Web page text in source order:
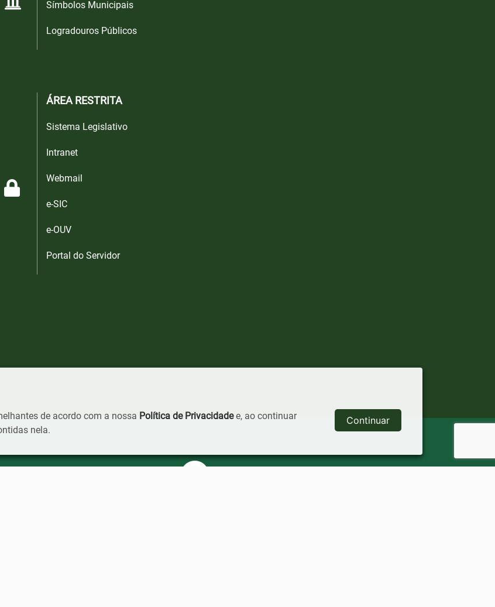
Símbolos Municipais
Logradouros Públicos
ÁREA RESTRITA
Sistema Legislativo
Intranet
Webmail
e-SIC
e-OUV
Portal do Servidor
de acordo com a nossa Política de Privacidadee, ao continuar
nela.
Continuar